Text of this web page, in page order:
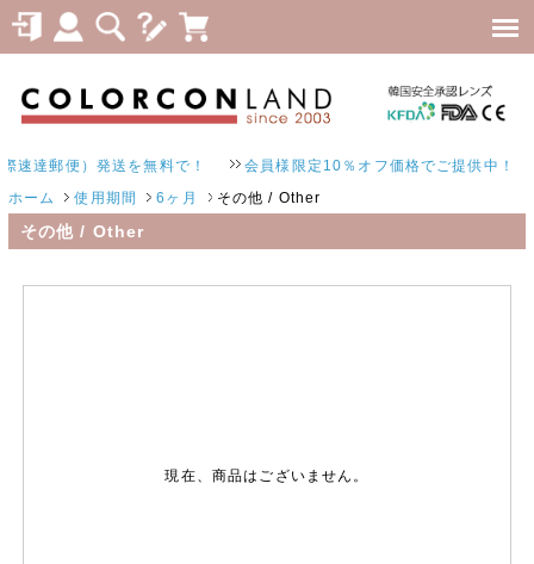
達郵便）発送を無料で！ 会員様限定10％オフ価格でご提供中！
ホーム 使用期間 6ヶ月 その他 / Other
その他 / Other
現在、商品はございません。